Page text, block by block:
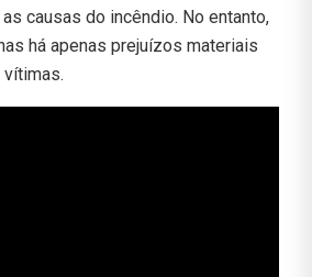
causas do incêndio. No entanto,
há apenas prejuízos materiais